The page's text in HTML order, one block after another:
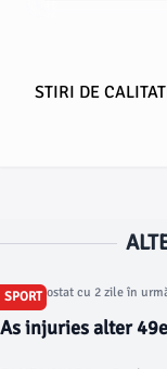
STIRI DE
SPORT
Articol postat cu 2 zile în
As injuries alter